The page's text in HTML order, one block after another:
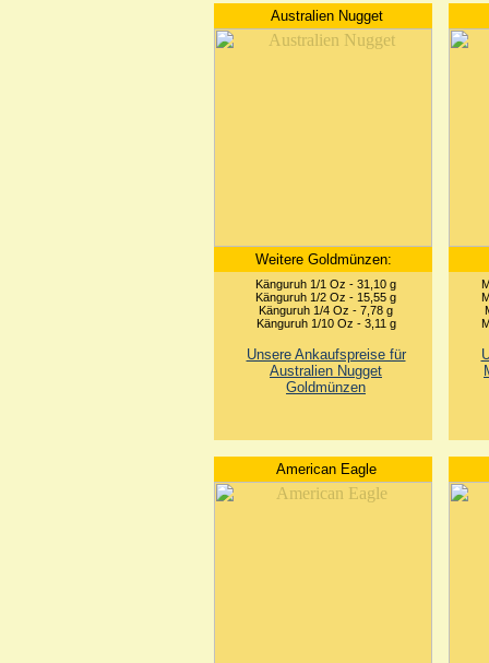
Australien Nugget
Weitere Goldmünzen:
Känguruh 1/1 Oz - 31,10 g
Känguruh 1/2 Oz - 15,55 g
Känguruh 1/4 Oz - 7,78 g
Känguruh 1/10 Oz - 3,11 g
Unsere Ankaufspreise für
Australien Nugget
Goldmünzen
American Eagle